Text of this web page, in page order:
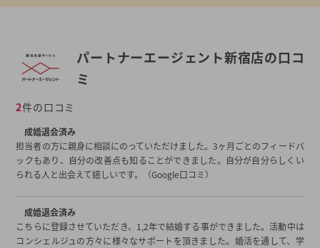
パートナーエージェント新宿店の口コ
ミ
2件の口コミ
成婚退会済み
担当者の方に親身に相談にのっていただけました。3ヶ月ごとのフィードバ
ックもあり、自分の改善点も知ることができました。自分が自分らしくい
られる人と出会えて嬉しいです。（Google口コミ）
成婚退会済み
こちらに登録させていただき、1,2年で結婚する事ができました。活動中は
コンシェルジュの方々に様々なサポートを頂きました。婚活を通して、学